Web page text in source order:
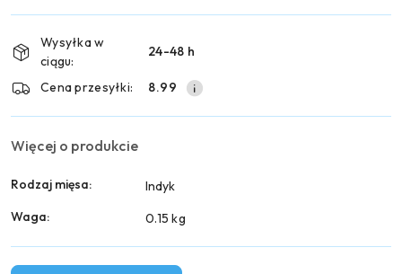
dostawa
Wysyłka w
ciągu:
24-48 h
Cena przesyłki: 8.99
Więcej o produkcie
Rodzaj mięsa:
Indyk
Waga:
0.15 kg